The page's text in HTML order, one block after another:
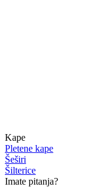
Kape
Pletene kape
Šeširi
Šilterice
Imate pitanja?